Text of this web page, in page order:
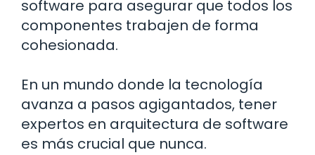
software para asegurar que todos los
componentes trabajen de forma
cohesionada.
En un mundo donde la tecnología
avanza a pasos agigantados, tener
expertos en arquitectura de software
es más crucial que nunca.